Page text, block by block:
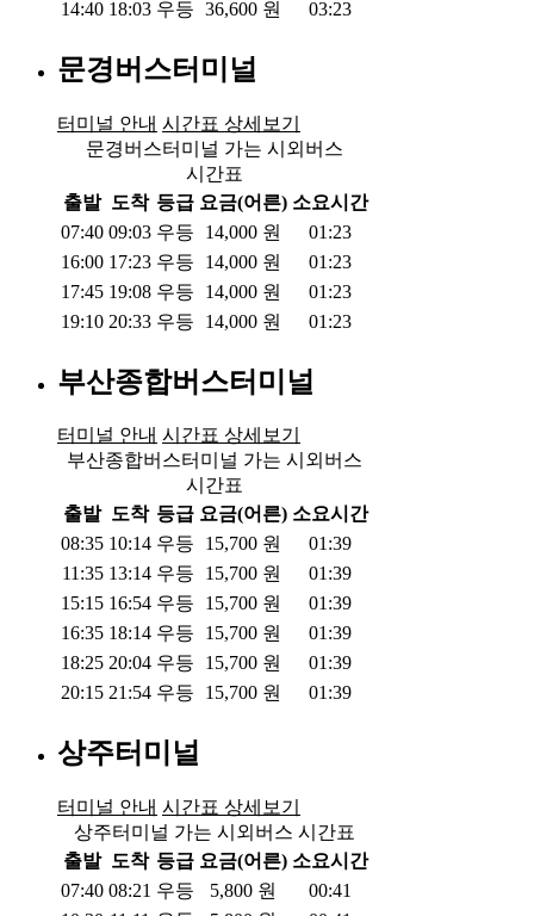
14:40 18:03 우등 36,600 원 03:23
문경버스터미널
터미널 안내 시간표 상세보기
문경버스터미널 가는 시외버스
시간표
출발 도착 등급 요금(어른) 소요시간
07:40 09:03 우등 14,000 원
01:23
16:00 17:23 우등 14,000 원
01:23
17:45 19:08 우등 14,000 원
01:23
19:10 20:33 우등 14,000 원 01:23
부산종합버스터미널
터미널 안내 시간표 상세보기
부산종합버스터미널 가는 시외버스
시간표
출발 도착 등급 요금(어른) 소요시간
08:35 10:14 우등 15,700 원
01:39
11:35 13:14 우등 15,700 원
01:39
15:15 16:54 우등 15,700 원
01:39
16:35 18:14 우등 15,700 원
01:39
18:25 20:04 우등 15,700 원
01:39
20:15 21:54 우등 15,700 원 01:39
상주터미널
터미널 안내 시간표 상세보기
상주터미널 가는 시외버스 시간표
출발 도착 등급 요금(어른) 소요시간
07:40 08:21 우등 5,800 원
00:41